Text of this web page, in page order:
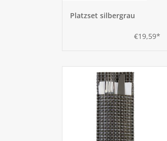
Platzset silbergrau
€19,59*